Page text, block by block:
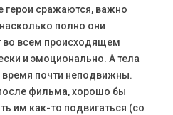
герои сражаются, важно
полно они
во всем происходящем
и эмоционально. А тела
время почти неподвижны.
фильма, хорошо бы
им как-то подвигаться (со